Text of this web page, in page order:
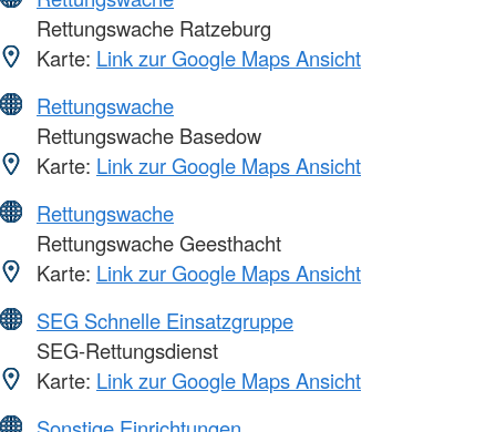
Rettungswache Ratzeburg
Karte: Link zur Google Maps Ansicht
Rettungswache
Rettungswache Basedow
Karte: Link zur Google Maps Ansicht
Rettungswache
Rettungswache Geesthacht
Karte: Link zur Google Maps Ansicht
SEG Schnelle Einsatzgruppe
SEG-Rettungsdienst
Karte: Link zur Google Maps Ansicht